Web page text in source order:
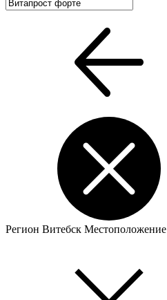
Регион Витебск Местоположение